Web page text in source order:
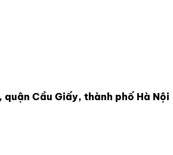
Cầu Giấy, thành phố Hà Nội